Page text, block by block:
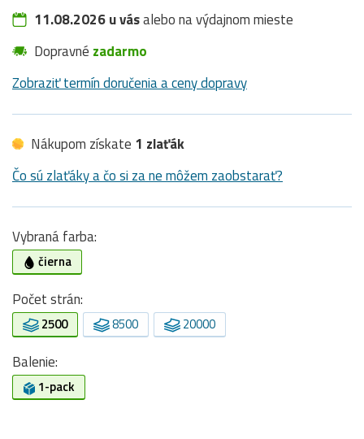
11.08.2026 u vásalebo na výdajnom mieste
Dopravné zadarmo
Zobraziť termín doručenia a ceny dopravy
Nákupom získate 1 zlaťák
Čo sú zlaťáky a čo si za ne môžem zaobstarať?
Vybraná farba:
čierna
Počet strán:
2500 8500 20000
Balenie:
1-pack